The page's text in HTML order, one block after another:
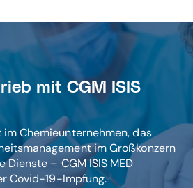
mit CGM ISIS
Chemieunternehmen, das
im Großkonzern
– CGM ISIS MED
Covid-19-Impfung.